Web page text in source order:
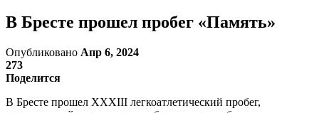
В Бресте прошел пробег «Память»
Опубликовано Апр 6, 2024
273
Поделится
В Бресте прошел XXXIII легкоатлетический пробег,